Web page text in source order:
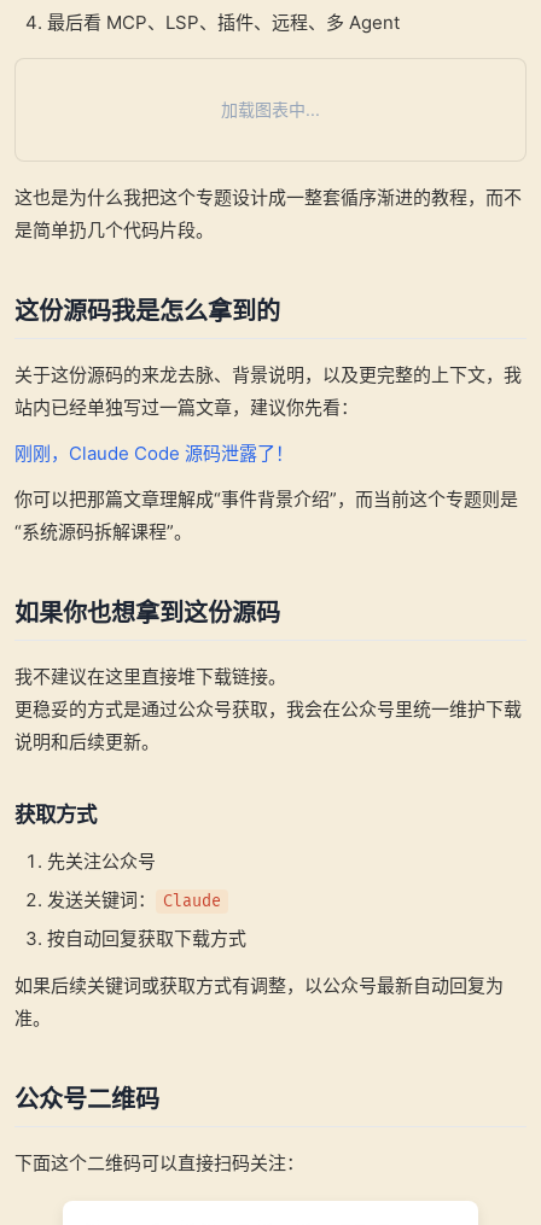
最后看 MCP、LSP、插件、远程、多 Agent
加载图表中...
这也是为什么我把这个专题设计成一整套循序渐进的教程，而不
是简单扔几个代码片段。
这份源码我是怎么拿到的
关于这份源码的来龙去脉、背景说明，以及更完整的上下文，我
站内已经单独写过一篇文章，建议你先看：
刚刚，Claude Code 源码泄露了！
你可以把那篇文章理解成“事件背景介绍”，而当前这个专题则是
“系统源码拆解课程”。
如果你也想拿到这份源码
我不建议在这里直接堆下载链接。
更稳妥的方式是通过公众号获取，我会在公众号里统一维护下载
说明和后续更新。
获取方式
先关注公众号
发送关键词：
Claude
按自动回复获取下载方式
如果后续关键词或获取方式有调整，以公众号最新自动回复为
准。
公众号二维码
下面这个二维码可以直接扫码关注：